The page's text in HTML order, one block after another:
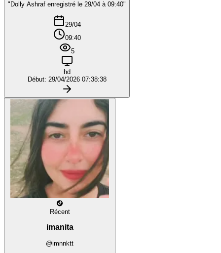
"Dolly Ashraf enregistré le 29/04 à 09:40"
29/04
09:40
5
hd
Début: 29/04/2026 07:38:38
Récent
imanita
@imnnktt